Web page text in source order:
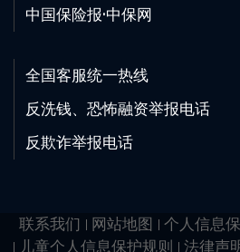
中国保险报·中保网
全国客服统一热线
反洗钱、恐怖融资举报电话
反欺诈举报电话
联系我们 网站地图
个人信息
儿童个人信息保护规则
法律声